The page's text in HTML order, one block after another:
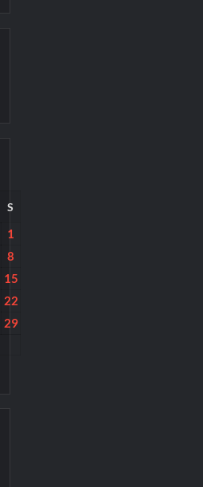
S
1
8
15
22
29